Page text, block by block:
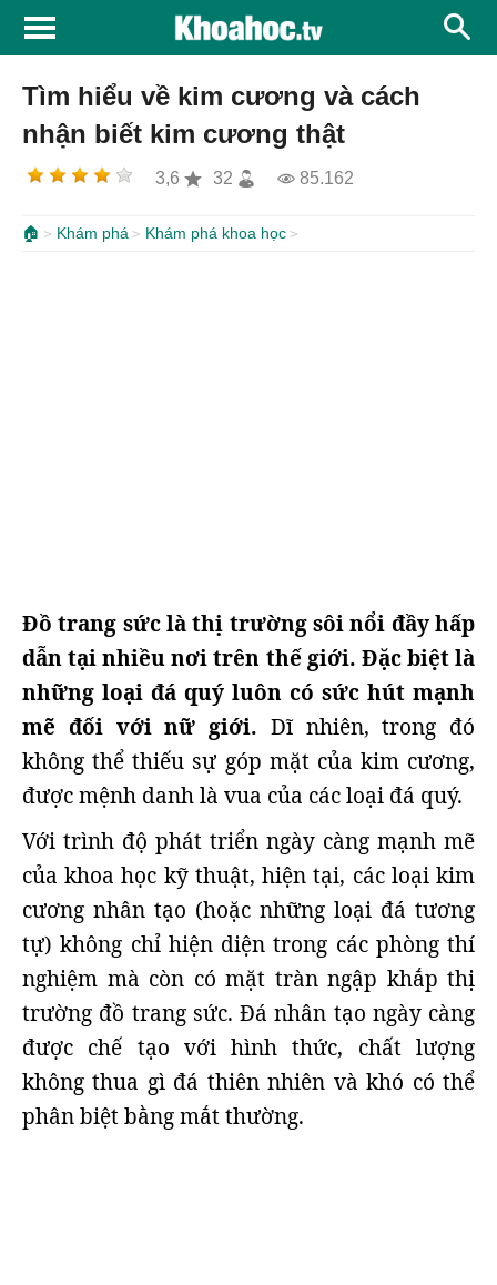
Tìm hiểu về kim cương và cách
nhận biết kim cương thật
3,6 32 85.162
🏠 Khám phá Khám phá khoa học
Đồ trang sức là thị trường sôi nổi đầy hấp
dẫn tại nhiều nơi trên thế giới. Đặc biệt là
những loại đá quý luôn có sức hút mạnh
mẽ đối với nữ giới. Dĩ nhiên, trong đó
không thể thiếu sự góp mặt của kim cương,
được mệnh danh là vua của các loại đá quý.
Với trình độ phát triển ngày càng mạnh mẽ
của khoa học kỹ thuật, hiện tại, các loại kim
cương nhân tạo (hoặc những loại đá tương
tự) không chỉ hiện diện trong các phòng thí
nghiệm mà còn có mặt tràn ngập khắp thị
trường đồ trang sức. Đá nhân tạo ngày càng
được chế tạo với hình thức, chất lượng
không thua gì đá thiên nhiên và khó có thể
phân biệt bằng mắt thường.